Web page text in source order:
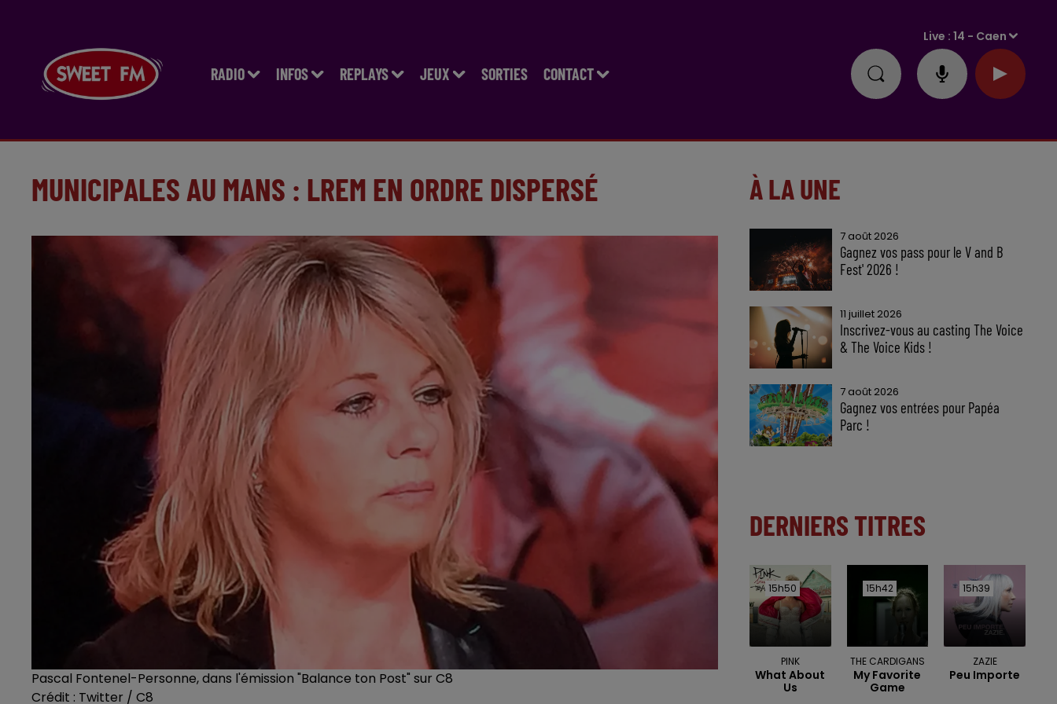
RADIO INFOS REPLAYS JEUX SORTIES CONTACT
Live :14 - Caen
MUNICIPALES AU MANS : LREM EN ORDRE DISPERSÉ
Pascal Fontenel-Personne, dans l'émission "Balance ton Post" sur C8
Crédit : Twitter / C8
À LA UNE
7 août 2026
Gagnez vos pass pour le V and B
Fest' 2026 !
11 juillet 2026
Inscrivez-vous au casting The Voice
& The Voice Kids !
7 août 2026
Gagnez vos entrées pour Papéa
Parc !
DERNIERS TITRES
15h50
15h50
PINK
What About
Us
15h42
15h42
THE CARDIGANS
My Favorite
Game
15h39
15h39
ZAZIE
Peu Importe